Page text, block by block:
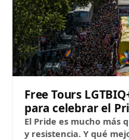
Free Tours
para celebrar el
El Pride es mucho más
y resistencia. Y qué